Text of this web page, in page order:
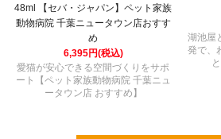
48ml 【セバ・ジャパン】ペット家族
動物病院 千葉ニュータウン店おすす
め
6,395円(税込)
愛猫が安心できる空間づくりをサポ
ート【ペット家族動物病院 千葉ニュ
ータウン店 おすすめ】
湖池屋
発で、